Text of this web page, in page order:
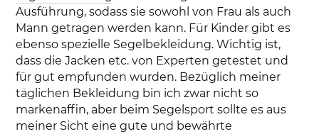
Ausführung, sodass sie sowohl von Frau als auch
Mann getragen werden kann. Für Kinder gibt es
ebenso spezielle Segelbekleidung. Wichtig ist,
dass die Jacken etc. von Experten getestet und
für gut empfunden wurden. Bezüglich meiner
täglichen Bekleidung bin ich zwar nicht so
markenaffin, aber beim Segelsport sollte es aus
meiner Sicht eine gute und bewährte